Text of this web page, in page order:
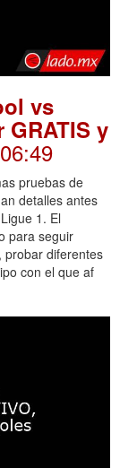
vs
y
pruebas de
detalles antes
1. El
para seguir
probar diferentes
con el que af